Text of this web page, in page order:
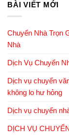
BÀI VIẾT MỚI
Chuyển Nhà Trọn
Nhà
Dịch Vụ Chuyển
Dịch vụ chuyển
không lo hư hỏng
Dịch vụ chuyển
DỊCH VỤ